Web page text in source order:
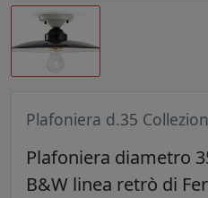
Plafoniera d.35
Plafoniera diametro
B&W linea retrò di